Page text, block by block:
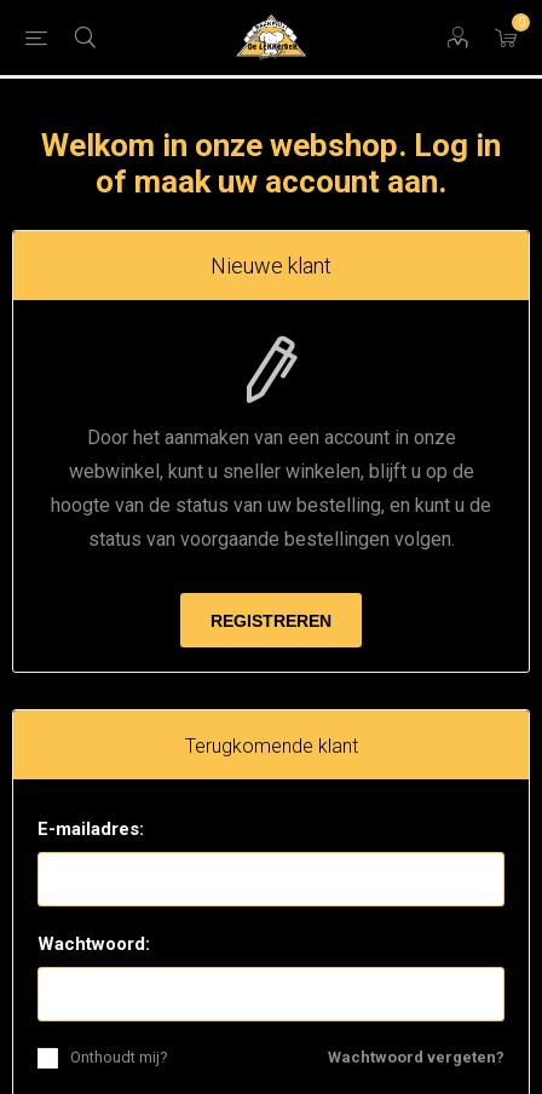
0
Welkom in onze webshop. Log in
of maak uw account aan.
Nieuwe klant
Door het aanmaken van een account in onze
webwinkel, kunt u sneller winkelen, blijft u op de
hoogte van de status van uw bestelling, en kunt u de
status van voorgaande bestellingen volgen.
Terugkomende klant
E-mailadres:
Wachtwoord:
Wachtwoord vergeten?
Onthoudt mij?